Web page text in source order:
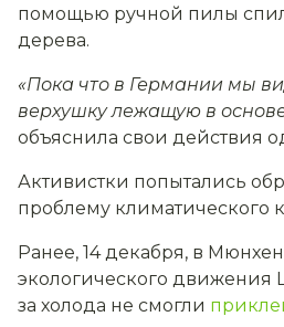
помощью ручной пилы
дерева.
«Пока что в Германии мы
верхушку лежащую в
объяснила свои действия
Активистки попытались
проблему климатического
Ранее, 14 декабря, в
экологического движения
за холода не смогли